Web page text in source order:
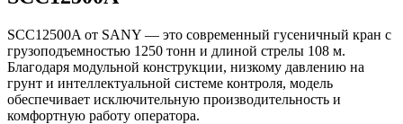
SCC12500A от SANY — это современный гусеничный кран с
грузоподъемностью 1250 тонн и длиной стрелы 108 м.
Благодаря модульной конструкции, низкому давлению на
грунт и интеллектуальной системе контроля, модель
обеспечивает исключительную производительность и
комфортную работу оператора.